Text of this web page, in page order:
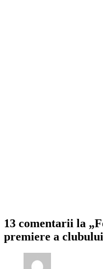
13 comentarii la
premiere a